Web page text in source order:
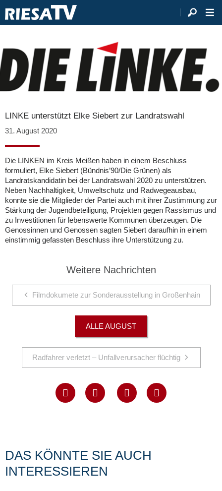
LINKE unterstützt Elke Siebert zur Landratswahl
31. August 2020
Die LINKEN im Kreis Meißen haben in einem Beschluss
formuliert, Elke Siebert (Bündnis’90/Die Grünen) als
Landratskandidatin bei der Landratswahl 2020 zu unterstützen.
Neben Nachhaltigkeit, Umweltschutz und Radwegeausbau,
konnte sie die Mitglieder der Partei auch mit ihrer Zustimmung zur
Stärkung der Jugendbeteiligung, Projekten gegen Rassismus und
zu Investitionen für lebenswerte Kommunen überzeugen. Die
Genossinnen und Genossen sagten Siebert daraufhin in einem
einstimmig gefassten Beschluss ihre Unterstützung zu.
Weitere Nachrichten
Filmdokumete zur Sonderausstellung in Großenhain
ALLE AUGUST
Radfahrer verletzt – Unfallverursacher flüchtig
DAS KÖNNTE SIE AUCH
INTERESSIEREN